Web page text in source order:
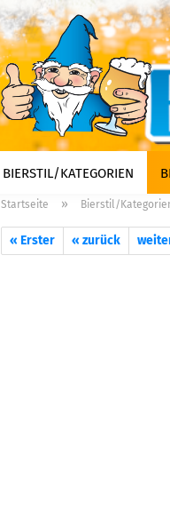
BIERSTIL/KATEGORIEN
Startseite » Bierstil/
« Erster « zurück